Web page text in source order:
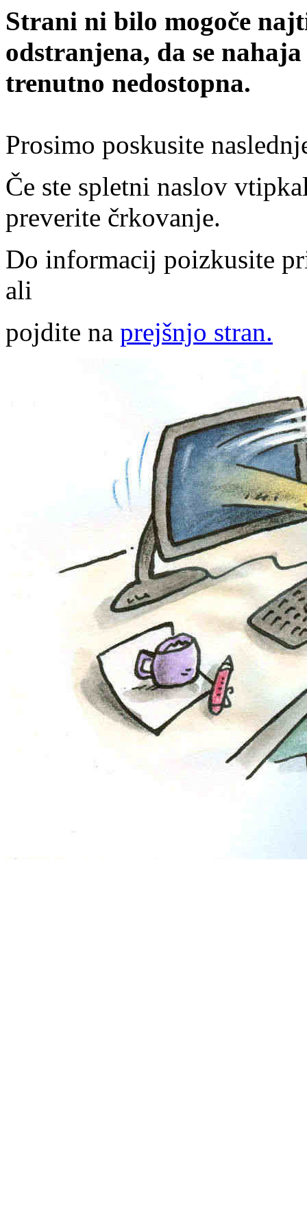
Strani ni bilo mogoče
odstranjena, da se
trenutno nedostopna.
Prosimo poskusite
Če ste spletni naslov
preverite črkovanje.
Do informacij poizkusite
ali
pojdite na prejšnjo stran.